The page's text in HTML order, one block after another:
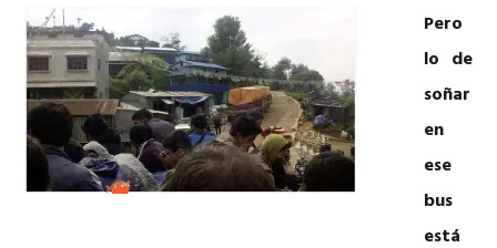
Pero
lo de
soñar
en
ese
bus
está